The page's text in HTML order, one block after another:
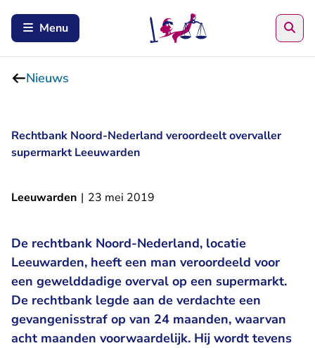
Menu
Nieuws
Rechtbank Noord-Nederland veroordeelt overvaller
supermarkt Leeuwarden
Leeuwarden | 23 mei 2019
De rechtbank Noord-Nederland, locatie
Leeuwarden, heeft een man veroordeeld voor
een gewelddadige overval op een supermarkt.
De rechtbank legde aan de verdachte een
gevangenisstraf op van 24 maanden, waarvan
acht maanden voorwaardelijk. Hij wordt tevens